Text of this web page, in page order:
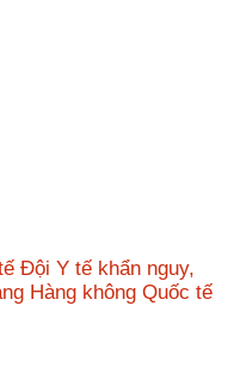
Đội Y tế khẩn nguy,
Hàng không Quốc tế